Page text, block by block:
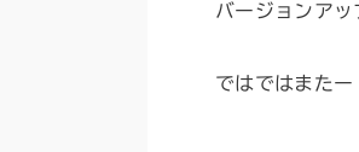
バージョンア
ではではまたー